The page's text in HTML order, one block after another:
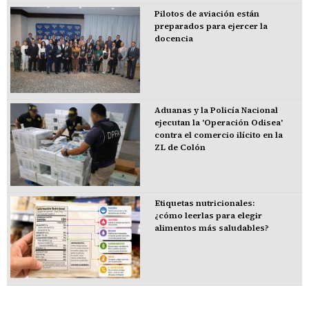
Pilotos de aviación están
preparados para ejercer la
docencia
Aduanas y la Policía Nacional
ejecutan la 'Operación Odisea'
contra el comercio ilícito en la
ZL de Colón
Etiquetas nutricionales:
¿cómo leerlas para elegir
alimentos más saludables?